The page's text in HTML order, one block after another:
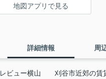
地図アプリで見る
詳細情報 周
レビュー横山 刈谷市近郊の賃